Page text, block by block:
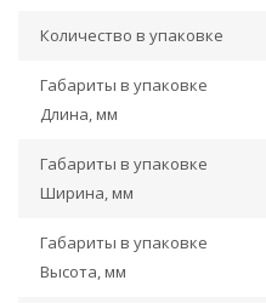
Количество в упаковке
Габариты в упаковке
Длина, мм
Габариты в упаковке
Ширина, мм
Габариты в упаковке
Высота, мм